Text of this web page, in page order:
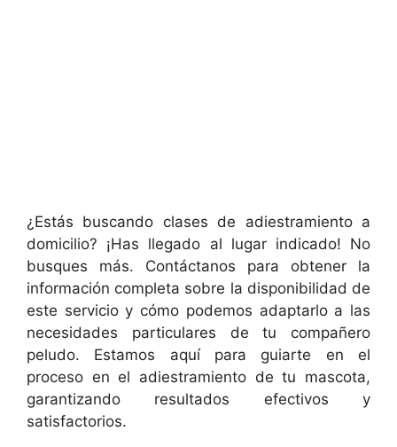
¿Estás buscando clases de adiestramiento a
domicilio? ¡Has llegado al lugar indicado! No
busques más. Contáctanos para obtener la
información completa sobre la disponibilidad de
este servicio y cómo podemos adaptarlo a las
necesidades particulares de tu compañero
peludo. Estamos aquí para guiarte en el
proceso en el adiestramiento de tu mascota,
garantizando resultados efectivos y
satisfactorios.